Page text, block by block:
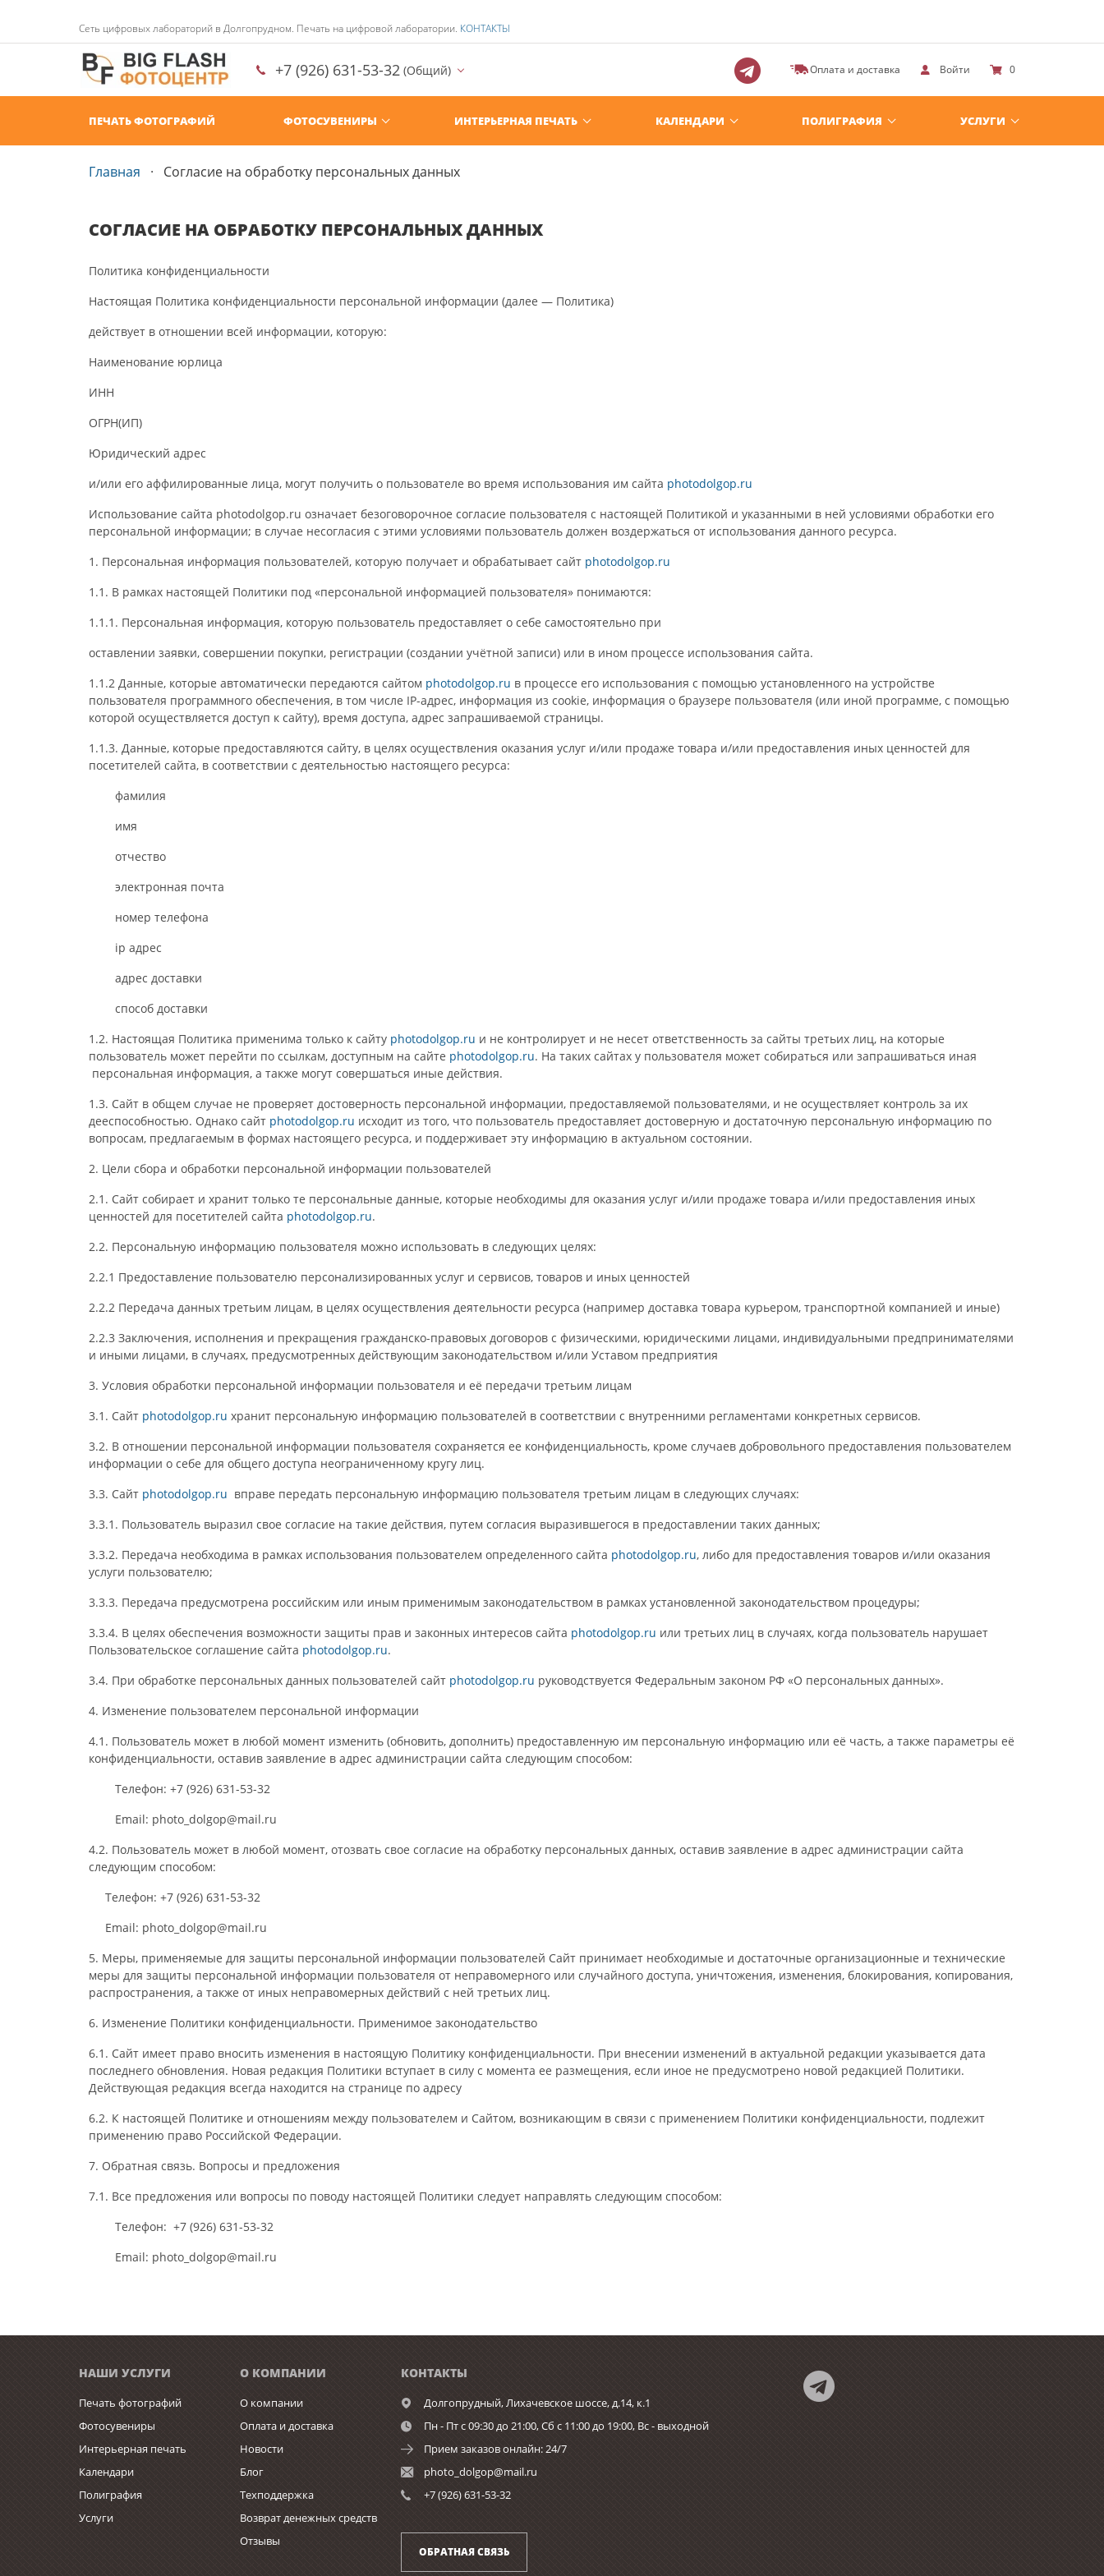
Сеть цифровых лабораторий в Долгопрудном. Печать на цифровой лаборатории. КОНТАКТЫ
+7 (926) 631-53-32 (Общий) Оплата и доставка Войти 0
ПЕЧАТЬ ФОТОГРАФИЙ ФОТОСУВЕНИРЫ ИНТЕРЬЕРНАЯ ПЕЧАТЬ КАЛЕНДАРИ ПОЛИГРАФИЯ УСЛУГИ
Главная Согласие на обработку персональных данных
СОГЛАСИЕ НА ОБРАБОТКУ ПЕРСОНАЛЬНЫХ ДАННЫХ
Политика конфиденциальности
Настоящая Политика конфиденциальности персональной информации (далее — Политика)
действует в отношении всей информации, которую:
Наименование юрлица
ИНН
ОГРН(ИП)
Юридический адрес
и/или его аффилированные лица, могут получить о пользователе во время использования им сайта photodolgop.ru
Использование сайта photodolgop.ru означает безоговорочное согласие пользователя с настоящей Политикой и указанными в ней условиями обработки его
персональной информации; в случае несогласия с этими условиями пользователь должен воздержаться от использования данного ресурса.
1. Персональная информация пользователей, которую получает и обрабатывает сайт photodolgop.ru
1.1. В рамках настоящей Политики под «персональной информацией пользователя» понимаются:
1.1.1. Персональная информация, которую пользователь предоставляет о себе самостоятельно при
оставлении заявки, совершении покупки, регистрации (создании учётной записи) или в ином процессе использования сайта.
1.1.2 Данные, которые автоматически передаются сайтом photodolgop.ru в процессе его использования с помощью установленного на устройстве
пользователя программного обеспечения, в том числе IP-адрес, информация из cookie, информация о браузере пользователя (или иной программе, с помощью
которой осуществляется доступ к сайту), время доступа, адрес запрашиваемой страницы.
1.1.3. Данные, которые предоставляются сайту, в целях осуществления оказания услуг и/или продаже товара и/или предоставления иных ценностей для
посетителей сайта, в соответствии с деятельностью настоящего ресурса:
фамилия
имя
отчество
электронная почта
номер телефона
ip адрес
адрес доставки
способ доставки
1.2. Настоящая Политика применима только к сайту photodolgop.ru и не контролирует и не несет ответственность за сайты третьих лиц, на которые
пользователь может перейти по ссылкам, доступным на сайте photodolgop.ru. На таких сайтах у пользователя может собираться или запрашиваться иная
персональная информация, а также могут совершаться иные действия.
1.3. Сайт в общем случае не проверяет достоверность персональной информации, предоставляемой пользователями, и не осуществляет контроль за их
дееспособностью. Однако сайт photodolgop.ru исходит из того, что пользователь предоставляет достоверную и достаточную персональную информацию по
вопросам, предлагаемым в формах настоящего ресурса, и поддерживает эту информацию в актуальном состоянии.
2. Цели сбора и обработки персональной информации пользователей
2.1. Сайт собирает и хранит только те персональные данные, которые необходимы для оказания услуг и/или продаже товара и/или предоставления иных
ценностей для посетителей сайта photodolgop.ru.
2.2. Персональную информацию пользователя можно использовать в следующих целях:
2.2.1 Предоставление пользователю персонализированных услуг и сервисов, товаров и иных ценностей
2.2.2 Передача данных третьим лицам, в целях осуществления деятельности ресурса (например доставка товара курьером, транспортной компанией и иные)
2.2.3 Заключения, исполнения и прекращения гражданско-правовых договоров с физическими, юридическими лицами, индивидуальными предпринимателями
и иными лицами, в случаях, предусмотренных действующим законодательством и/или Уставом предприятия
3. Условия обработки персональной информации пользователя и её передачи третьим лицам
3.1. Сайт photodolgop.ru хранит персональную информацию пользователей в соответствии с внутренними регламентами конкретных сервисов.
3.2. В отношении персональной информации пользователя сохраняется ее конфиденциальность, кроме случаев добровольного предоставления пользователем
информации о себе для общего доступа неограниченному кругу лиц.
3.3. Сайт photodolgop.ru вправе передать персональную информацию пользователя третьим лицам в следующих случаях:
3.3.1. Пользователь выразил свое согласие на такие действия, путем согласия выразившегося в предоставлении таких данных;
3.3.2. Передача необходима в рамках использования пользователем определенного сайта photodolgop.ru, либо для предоставления товаров и/или оказания
услуги пользователю;
3.3.3. Передача предусмотрена российским или иным применимым законодательством в рамках установленной законодательством процедуры;
3.3.4. В целях обеспечения возможности защиты прав и законных интересов сайта photodolgop.ru или третьих лиц в случаях, когда пользователь нарушает
Пользовательское соглашение сайта photodolgop.ru.
3.4. При обработке персональных данных пользователей сайт photodolgop.ru руководствуется Федеральным законом РФ «О персональных данных».
4. Изменение пользователем персональной информации
4.1. Пользователь может в любой момент изменить (обновить, дополнить) предоставленную им персональную информацию или её часть, а также параметры её
конфиденциальности, оставив заявление в адрес администрации сайта следующим способом:
Телефон: +7 (926) 631-53-32
Email: photo_dolgop@mail.ru
4.2. Пользователь может в любой момент, отозвать свое согласие на обработку персональных данных, оставив заявление в адрес администрации сайта
следующим способом:
Телефон: +7 (926) 631-53-32
Email: photo_dolgop@mail.ru
5. Меры, применяемые для защиты персональной информации пользователей Сайт принимает необходимые и достаточные организационные и технические
меры для защиты персональной информации пользователя от неправомерного или случайного доступа, уничтожения, изменения, блокирования, копирования,
распространения, а также от иных неправомерных действий с ней третьих лиц.
6. Изменение Политики конфиденциальности. Применимое законодательство
6.1. Сайт имеет право вносить изменения в настоящую Политику конфиденциальности. При внесении изменений в актуальной редакции указывается дата
последнего обновления. Новая редакция Политики вступает в силу с момента ее размещения, если иное не предусмотрено новой редакцией Политики.
Действующая редакция всегда находится на странице по адресу
6.2. К настоящей Политике и отношениям между пользователем и Сайтом, возникающим в связи с применением Политики конфиденциальности, подлежит
применению право Российской Федерации.
7. Обратная связь. Вопросы и предложения
7.1. Все предложения или вопросы по поводу настоящей Политики следует направлять следующим способом:
Телефон: +7 (926) 631-53-32
Email: photo_dolgop@mail.ru
НАШИ УСЛУГИ
Печать фотографий
Фотосувениры
Интерьерная печать
Календари
Полиграфия
Услуги
О КОМПАНИИ
О компании
Оплата и доставка
Новости
Блог
Техподдержка
Возврат денежных средств
Отзывы
КОНТАКТЫ
Долгопрудный,Лихачевское шоссе, д.14, к.1
Пн - Пт с 09:30 до 21:00, Сб c 11:00 до 19:00, Вс - выходной
Прием заказов онлайн: 24/7
photo_dolgop@mail.ru
+7 (926) 631-53-32
ОБРАТНАЯ СВЯЗЬ